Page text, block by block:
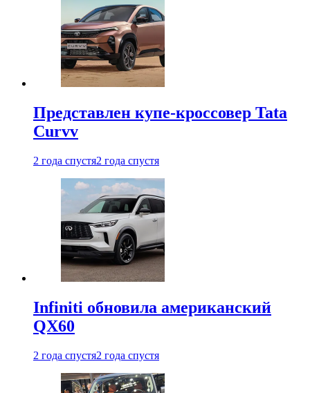
Представлен купе-кроссовер Tata
Curvv
2 года спустя2 года спустя
Infiniti обновила американский
QX60
2 года спустя2 года спустя